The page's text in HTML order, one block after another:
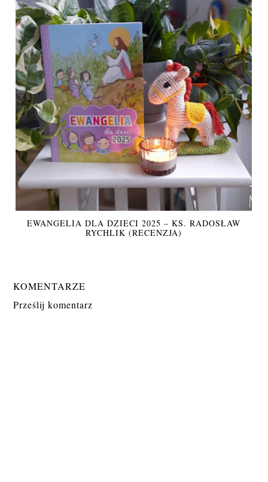
EWANGELIA DLA DZIECI 2025 – KS. RADOSŁAW
RYCHLIK (RECENZJA)
KOMENTARZE
Prześlij komentarz